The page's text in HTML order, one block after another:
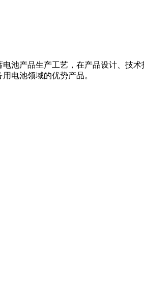
池产品生产工艺，在产品设计、技
电池领域的优势产品。